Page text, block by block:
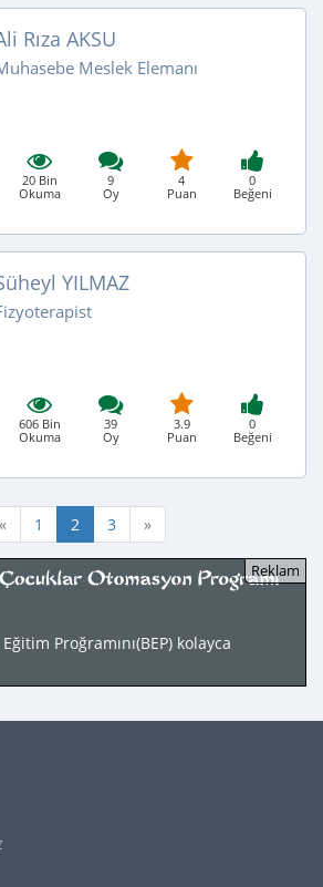
Rıza AKSU
Meslek Elemanı
20 Bin
Okuma
9
Oy
4
Puan
0
Beğeni
YILMAZ
606 Bin
Okuma
39
Oy
3.9
Puan
0
Beğeni
« 1 2 3 »
Proğramını(BEP) kolayca